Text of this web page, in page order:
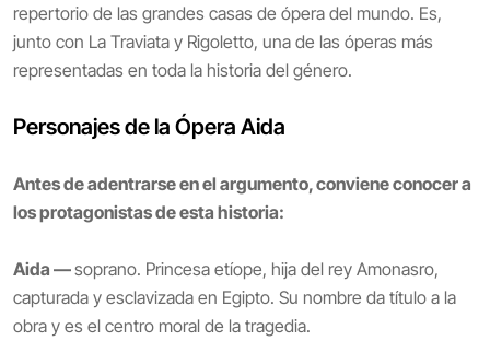
repertorio de las grandes casas de ópera del mundo. Es,
junto con La Traviata y Rigoletto, una de las óperas más
representadas en toda la historia del género.
Personajes de la Ópera Aida
Antes de adentrarse en el argumento, conviene conocer a
los protagonistas de esta historia:
Aida —soprano. Princesa etíope, hija del rey Amonasro,
capturada y esclavizada en Egipto. Su nombre da título a la
obra y es el centro moral de la tragedia.